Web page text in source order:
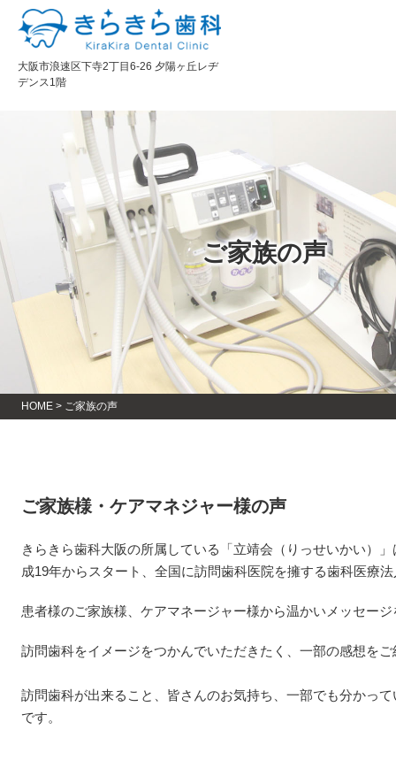
大阪市浪速区下寺2丁目6-26 夕陽ヶ丘レヂ
デンス1階
ご家族の声
HOME> ご家族の声
ご家族様・ケアマネジャー様の声
きらきら歯科大阪の所属している「立靖会（りっせいかい）
成19年からスタート、全国に訪問歯科医院を擁する歯科医療
患者様のご家族様、ケアマネージャー様から温かいメッセー
訪問歯科をイメージをつかんでいただきたく、一部の感想を
訪問歯科が出来ること、皆さんのお気持ち、一部でも分かっ
です。